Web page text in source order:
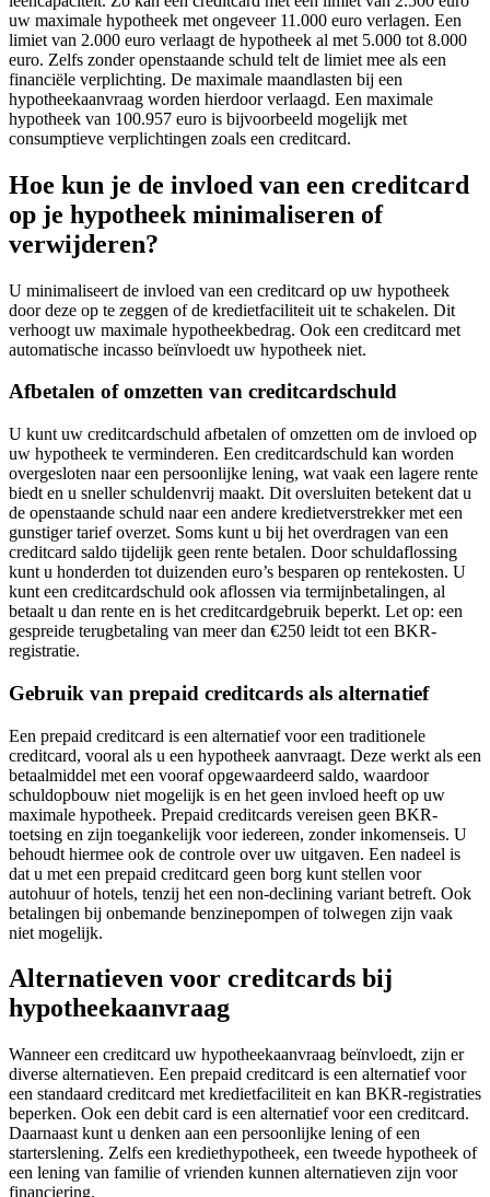
uw maximale hypotheek met ongeveer 11.000 euro verlagen. Een
limiet van 2.000 euro verlaagt de hypotheek al met 5.000 tot 8.000
euro. Zelfs zonder openstaande schuld telt de limiet mee als een
financiële verplichting. De maximale maandlasten bij een
hypotheekaanvraag worden hierdoor verlaagd. Een maximale
hypotheek van 100.957 euro is bijvoorbeeld mogelijk met
consumptieve verplichtingen zoals een creditcard.
Hoe kun je de invloed van een creditcard
op je hypotheek minimaliseren of
verwijderen?
U minimaliseert de invloed van een creditcard op uw hypotheek
door deze op te zeggen of de kredietfaciliteit uit te schakelen. Dit
verhoogt uw maximale hypotheekbedrag. Ook een creditcard met
automatische incasso beïnvloedt uw hypotheek niet.
Afbetalen of omzetten van creditcardschuld
U kunt uw creditcardschuld afbetalen of omzetten om de invloed op
uw hypotheek te verminderen. Een creditcardschuld kan worden
overgesloten naar een persoonlijke lening, wat vaak een lagere rente
biedt en u sneller schuldenvrij maakt. Dit oversluiten betekent dat u
de openstaande schuld naar een andere kredietverstrekker met een
gunstiger tarief overzet. Soms kunt u bij het overdragen van een
creditcard saldo tijdelijk geen rente betalen. Door schuldaflossing
kunt u honderden tot duizenden euro’s besparen op rentekosten. U
kunt een creditcardschuld ook aflossen via termijnbetalingen, al
betaalt u dan rente en is het creditcardgebruik beperkt. Let op: een
gespreide terugbetaling van meer dan €250 leidt tot een BKR-
registratie.
Gebruik van prepaid creditcards als alternatief
Een prepaid creditcard is een alternatief voor een traditionele
creditcard, vooral als u een hypotheek aanvraagt. Deze werkt als een
betaalmiddel met een vooraf opgewaardeerd saldo, waardoor
schuldopbouw niet mogelijk is en het geen invloed heeft op uw
maximale hypotheek. Prepaid creditcards vereisen geen BKR-
toetsing en zijn toegankelijk voor iedereen, zonder inkomenseis. U
behoudt hiermee ook de controle over uw uitgaven. Een nadeel is
dat u met een prepaid creditcard geen borg kunt stellen voor
autohuur of hotels, tenzij het een non-declining variant betreft. Ook
betalingen bij onbemande benzinepompen of tolwegen zijn vaak
niet mogelijk.
Alternatieven voor creditcards bij
hypotheekaanvraag
Wanneer een creditcard uw hypotheekaanvraag beïnvloedt, zijn er
diverse alternatieven. Een prepaid creditcard is een alternatief voor
een standaard creditcard met kredietfaciliteit en kan BKR-registraties
beperken. Ook een debit card is een alternatief voor een creditcard.
Daarnaast kunt u denken aan een persoonlijke lening of een
starterslening. Zelfs een krediethypotheek, een tweede hypotheek of
een lening van familie of vrienden kunnen alternatieven zijn voor
financiering.